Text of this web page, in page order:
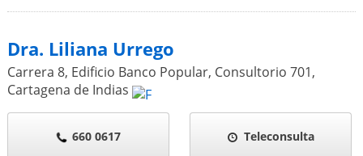
Dra. Liliana Urrego
Carrera 8, Edificio Banco Popular, Consultorio 701,
Cartagena de Indias
660 0617 Teleconsulta